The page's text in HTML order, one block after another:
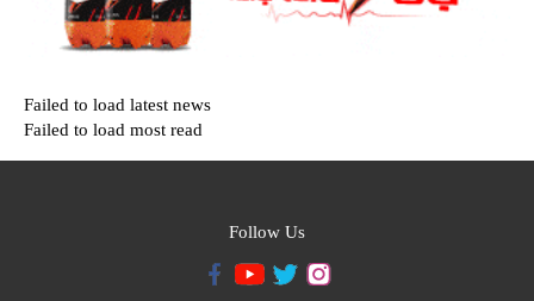
Failed to load latest news
Failed to load most read
Follow Us